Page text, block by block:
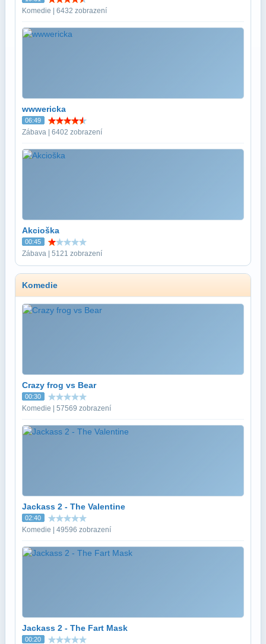
Komedie | 6432 zobrazení
wwwericka
06:49
Zábava | 6402 zobrazení
Akcioška
00:45
Zábava | 5121 zobrazení
Komedie
Crazy frog vs Bear
00:30
Komedie | 57569 zobrazení
Jackass 2 - The Valentine
02:40
Komedie | 49596 zobrazení
Jackass 2 - The Fart Mask
00:20